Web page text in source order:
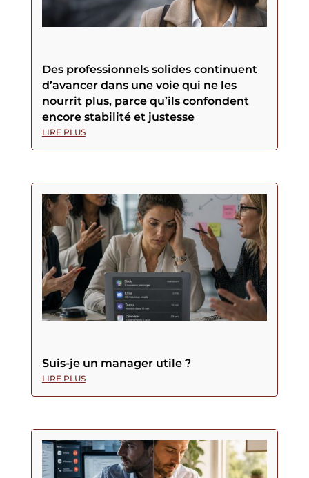
Des professionnels solides continuent
d’avancer dans une voie qui ne les
nourrit plus, parce qu’ils confondent
encore stabilité et justesse
LIRE PLUS
Suis-je un manager utile ?
LIRE PLUS